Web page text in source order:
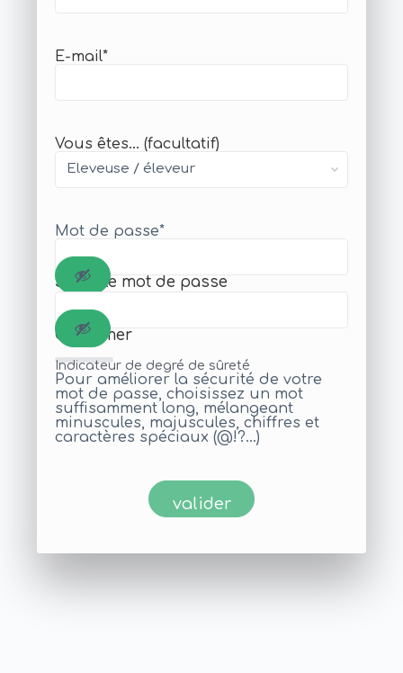
E-mail*
Vous êtes... (facultatif)
Mot de passe*
Saisir le mot de passe
Confirmer
Indicateur de degré de sûreté
Pour améliorer la sécurité de votre
mot de passe, choisissez un mot
suffisamment long, mélangeant
minuscules, majuscules, chiffres et
caractères spéciaux (@!?...)